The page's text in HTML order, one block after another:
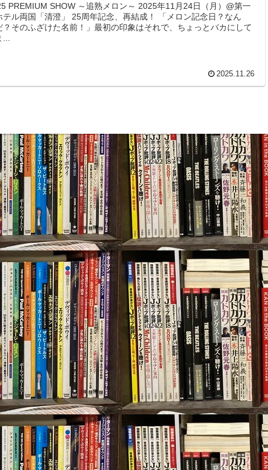
PREMIUM SHOW ～追熟メロン～ 2025年11月24日（月）@第一
両国「清澄」 25周年記念、再結成！ 「メロン記念日？なん
？そのふざけた名前！」最初の印象はそれで、ちょっとバカにして
...
2025.11.26